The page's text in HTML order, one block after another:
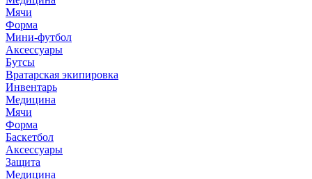
Мячи
Форма
Мини-футбол
Аксессуары
Бутсы
Вратарская экипировка
Инвентарь
Медицина
Мячи
Форма
Баскетбол
Аксессуары
Защита
Медицина